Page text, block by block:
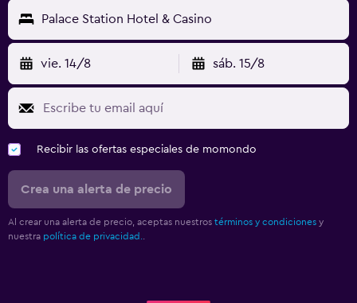
Palace Station Hotel & Casino
vie. 14/8 sáb. 15/8
Recibir las ofertas especiales de momondo
Crea una alerta de precio
Al crear una alerta de precio, aceptas nuestros términos y condiciones y
nuestra política de privacidad.